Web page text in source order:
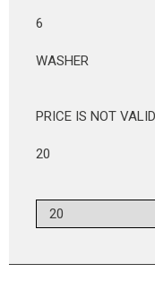
6
WASHER
PRICE IS NOT
20